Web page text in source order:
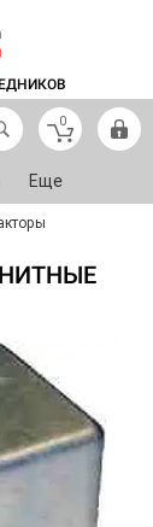
0
Еще